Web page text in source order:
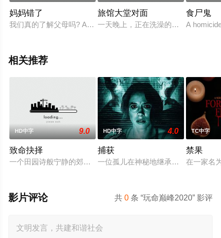
妈妈错了
我们真的了解父母吗? Anouk, 14岁, 在一个观察实践（实习）中
旅馆大堂对面
一天晚上，正在洗澡的朱利安（迈克
食尸鬼
A
相关推荐
HD中字 9.0
致命抉择
一个田园诗般宁静的郊区城市突然出现问题，一些暴力与神秘的
HD中字 4.0
捕获
一位孤儿在神秘地继承了父母的房子
TC中字
禁果
在一家名
共0 条 “玩命巅峰2020” 影评
影片评论